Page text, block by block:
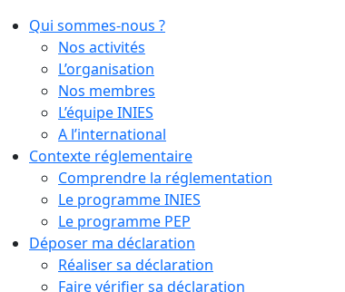
Qui sommes-nous ?
Nos activités
L’organisation
Nos membres
L’équipe INIES
A l’international
Contexte réglementaire
Comprendre la réglementation
Le programme INIES
Le programme PEP
Déposer ma déclaration
Réaliser sa déclaration
Faire vérifier sa déclaration